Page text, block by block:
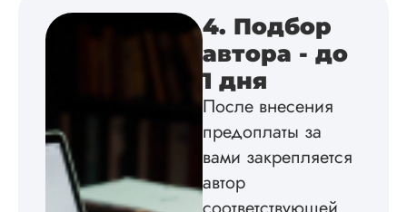
исследования,
грамотно
расчеты и подвел
Благодарна.
4. Подбор
автора - до
1 дня
После внесения
предоплаты за
вами закрепляется
автор